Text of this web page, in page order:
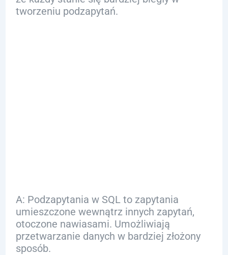
tworzeniu podzapytań.
A: Podzapytania w SQL to zapytania
umieszczone wewnątrz innych zapytań,
otoczone nawiasami. Umożliwiają
przetwarzanie danych w bardziej złożony
sposób.